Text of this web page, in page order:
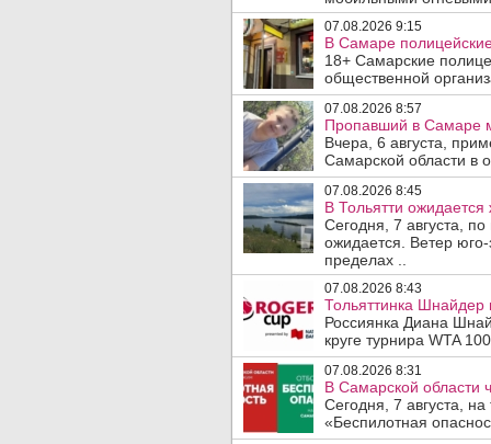
07.08.2026 9:15
В Самаре
18+ Самарские
общественной
07.08.2026 8:57
Пропавший в Самаре
Вчера, 6 августа,
Самарской области в
07.08.2026 8:45
В Тольятти
Сегодня, 7 августа,
ожидается. Ветер
пределах ..
07.08.2026 8:43
Тольяттинка Шнайдер
Россиянка Диана
круге турнира WTA
07.08.2026 8:31
В Самарской области
Сегодня, 7 августа,
«Беспилотная